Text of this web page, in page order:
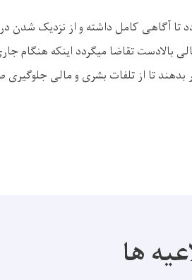
تا آگاهی کامل داشته و از نزدیک شدن
بالادست تقاضا میگردد اینکه هنگام
تا از تلفات بشری و مالیجلوگیری
ها